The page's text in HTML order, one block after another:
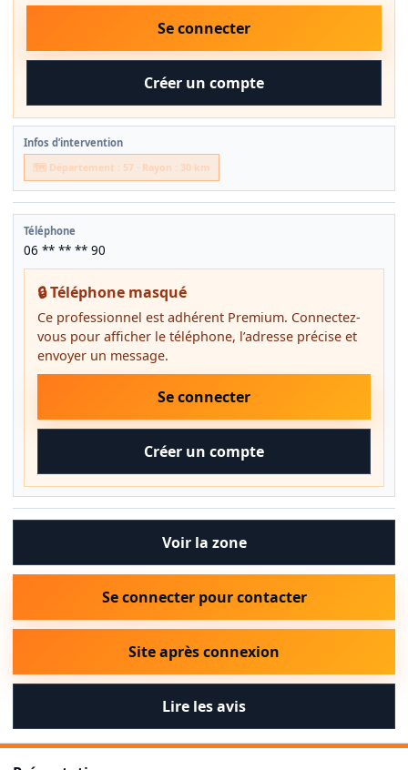
Se connecter
Créer un compte
Infos d’intervention
🗺️ Département : 57 · Rayon : 30 km
Téléphone
06 ** ** ** 90
🔒 Téléphone masqué
Ce professionnel est adhérent Premium. Connectez-
vous pour afficher le téléphone, l’adresse précise et
envoyer un message.
Se connecter
Créer un compte
Voir la zone
Se connecter pour contacter
Site après connexion
Lire les avis